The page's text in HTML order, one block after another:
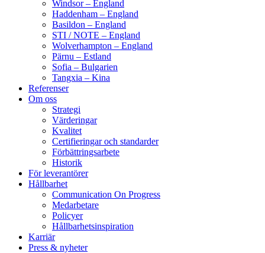
Windsor – England
Haddenham – England
Basildon – England
STI / NOTE – England
Wolverhampton – England
Pärnu – Estland
Sofia – Bulgarien
Tangxia – Kina
Referenser
Om oss
Strategi
Värderingar
Kvalitet
Certifieringar och standarder
Förbättringsarbete
Historik
För leverantörer
Hållbarhet
Communication On Progress
Medarbetare
Policyer
Hållbarhetsinspiration
Karriär
Press & nyheter